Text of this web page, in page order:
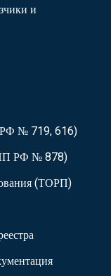
и
РФ № 719, 616)
РФ № 878)
(ТОРП)